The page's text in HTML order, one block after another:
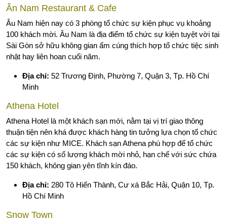
Ân Nam Restaurant & Cafe
Âu Nam hiện nay có 3 phòng tổ chức sự kiện phục vụ khoảng
100 khách mời. Âu Nam là địa điểm tổ chức sự kiện tuyệt vời tại
Sài Gòn sở hữu không gian ấm cúng thích hợp tổ chức tiệc sinh
nhật hay liên hoan cuối năm.
Địa chỉ: 52 Trương Định, Phường 7, Quận 3, Tp. Hồ Chí
Minh
Athena Hotel
Athena Hotel là một khách sạn mới, nằm tại vị trí giao thông
thuận tiện nên khá được khách hàng tin tưởng lựa chọn tổ chức
các sự kiện như MICE. Khách sạn Athena phù hợp để tổ chức
các sự kiện có số lượng khách mời nhỏ, hạn chế với sức chứa
150 khách, không gian yên tĩnh kín đáo.
Địa chỉ: 280 Tô Hiến Thành, Cư xá Bắc Hải, Quận 10, Tp.
Hồ Chí Minh
Snow Town